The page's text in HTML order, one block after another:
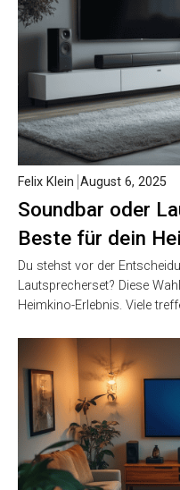
Soundbar oder
Beste für dein
Felix Klein August 6, 2025
Du stehst vor der
Lautsprecherset? Diese
Heimkino-Erlebnis. Viele